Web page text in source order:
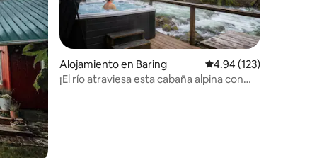
Alojamiento en Baring Calificación promedio:
4.94 (123)
¡El río atraviesa esta cabaña alpina con